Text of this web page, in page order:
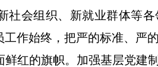
社会组织、新就业群体等
作始终，把严的标准、严
红的旗帜。加强基层党建